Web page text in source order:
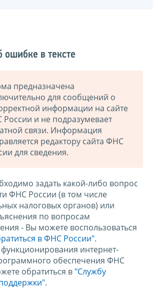
ошибке в тексте
предназначена
для сообщений о
информации на сайте
и не подразумевает
связи. Информация
редактору сайта ФНС
для сведения.
задать какой-либо вопрос
ФНС России (в том числе
налоговых органов) или
по вопросам
- Вы можете воспользоваться
в ФНС России".
интернет-
обеспечения ФНС
обратиться в "Службу